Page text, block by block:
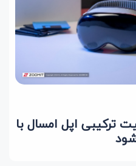
اپل امسال با